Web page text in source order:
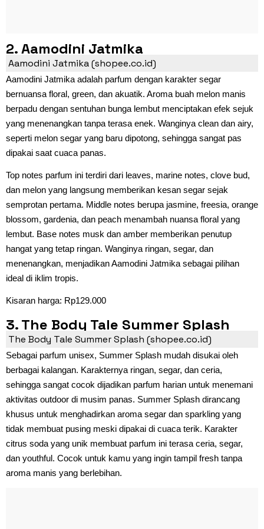
2. Aamodini Jatmika
Aamodini Jatmika (shopee.co.id)
Aamodini Jatmika adalah parfum dengan karakter segar
bernuansa floral, green, dan akuatik. Aroma buah melon manis
berpadu dengan sentuhan bunga lembut menciptakan efek sejuk
yang menenangkan tanpa terasa enek. Wanginya clean dan airy,
seperti melon segar yang baru dipotong, sehingga sangat pas
dipakai saat cuaca panas.
Top notes parfum ini terdiri dari leaves, marine notes, clove bud,
dan melon yang langsung memberikan kesan segar sejak
semprotan pertama. Middle notes berupa jasmine, freesia, orange
blossom, gardenia, dan peach menambah nuansa floral yang
lembut. Base notes musk dan amber memberikan penutup
hangat yang tetap ringan. Wanginya ringan, segar, dan
menenangkan, menjadikan Aamodini Jatmika sebagai pilihan
ideal di iklim tropis.
Kisaran harga: Rp129.000
3. The Body Tale Summer Splash
The Body Tale Summer Splash (shopee.co.id)
Sebagai parfum unisex, Summer Splash mudah disukai oleh
berbagai kalangan. Karakternya ringan, segar, dan ceria,
sehingga sangat cocok dijadikan parfum harian untuk menemani
aktivitas outdoor di musim panas. Summer Splash dirancang
khusus untuk menghadirkan aroma segar dan sparkling yang
tidak membuat pusing meski dipakai di cuaca terik. Karakter
citrus soda yang unik membuat parfum ini terasa ceria, segar,
dan youthful. Cocok untuk kamu yang ingin tampil fresh tanpa
aroma manis yang berlebihan.